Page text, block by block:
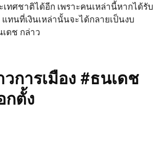
ทศชาติได้อีก เพราะคนเหล่านี้หากได้รับ
ทนที่เงินเหล่านั้นจะได้กลายเป็นงบ
ดช กล่าว
การเมือง #ธนเดช
กตั้ง